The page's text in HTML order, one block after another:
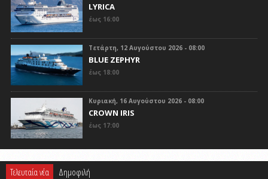
LYRICA
έως 16:00
Τετάρτη, 12 Αυγούστου 2026 - 08:00
BLUE ZEPHYR
έως 18:00
Κυριακή, 16 Αυγούστου 2026 - 08:00
CROWN IRIS
έως 17:00
Τελευταία νέα Δημοφιλή